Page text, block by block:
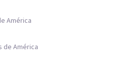
América
de América